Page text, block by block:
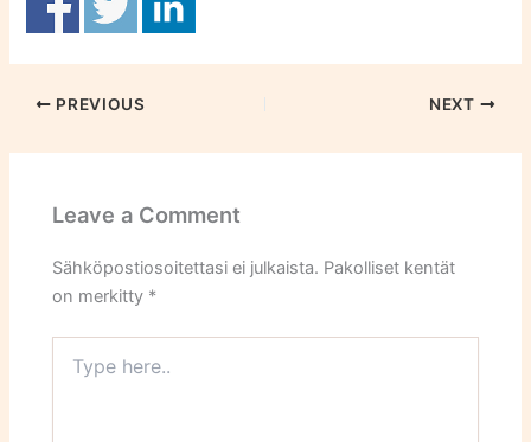
PREVIOUS NEXT
Leave a Comment
Sähköpostiosoitettasi ei julkaista. Pakolliset kentät
on merkitty *
here..